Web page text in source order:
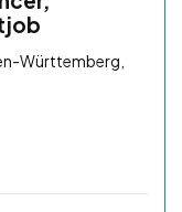
Württemberg,